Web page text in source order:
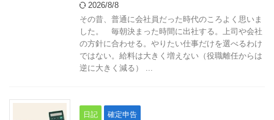
2026/8/8
その昔、普通に会社員だった時代のころよく思いま
した。 毎朝決まった時間に出社する。上司や会社
の方針に合わせる。やりたい仕事だけを選べるわけ
ではない。給料は大きく増えない（役職離任からは
逆に大きく減る） ...
日記 確定申告